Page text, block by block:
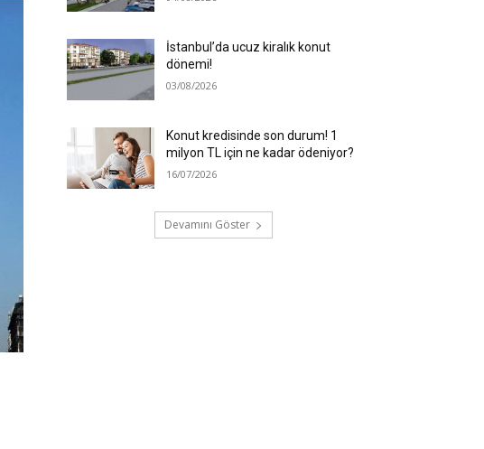
İstanbul’da ucuz kiralık konut
dönemi!
03/08/2026
Konut kredisinde son durum! 1
milyon TL için ne kadar ödeniyor?
16/07/2026
Devamını Göster